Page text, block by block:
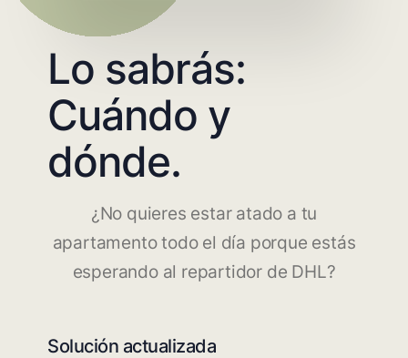
Lo sabrás:
Cuándo y
dónde.
¿No quieres estar atado a tu
apartamento todo el día porque estás
esperando al repartidor de DHL?
Solución actualizada